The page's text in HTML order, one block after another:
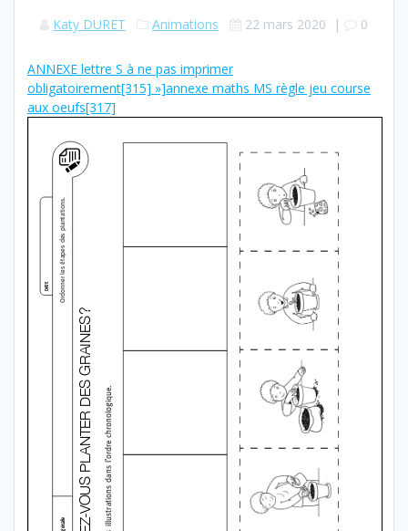
Katy DURET Animations 22 mars 2020 | 0
ANNEXE lettre S à ne pas imprimer
obligatoirement[315] »]annexe maths MS règle jeu course
aux oeufs[317]